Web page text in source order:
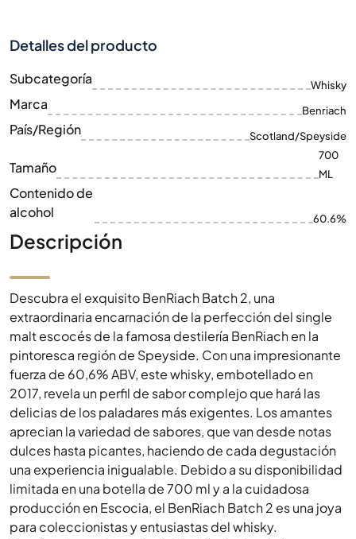
Detalles del producto
Subcategoría Whisky
Marca Benriach
País/Región Scotland/Speyside
Tamaño
700
ML
Contenido de
alcohol
60.6%
Descripción
Descubra el exquisito BenRiach Batch 2, una
extraordinaria encarnación de la perfección del single
malt escocés de la famosa destilería BenRiach en la
pintoresca región de Speyside. Con una impresionante
fuerza de 60,6% ABV, este whisky, embotellado en
2017, revela un perfil de sabor complejo que hará las
delicias de los paladares más exigentes. Los amantes
aprecian la variedad de sabores, que van desde notas
dulces hasta picantes, haciendo de cada degustación
una experiencia inigualable. Debido a su disponibilidad
limitada en una botella de 700 ml y a la cuidadosa
producción en Escocia, el BenRiach Batch 2 es una joya
para coleccionistas y entusiastas del whisky.